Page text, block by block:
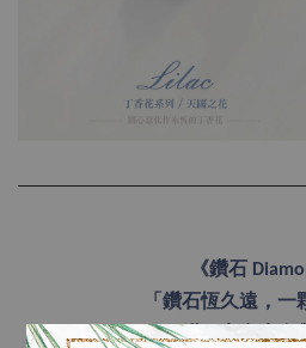
《鑽石
「鑽石恆久遠，一
鑽石寓意生命